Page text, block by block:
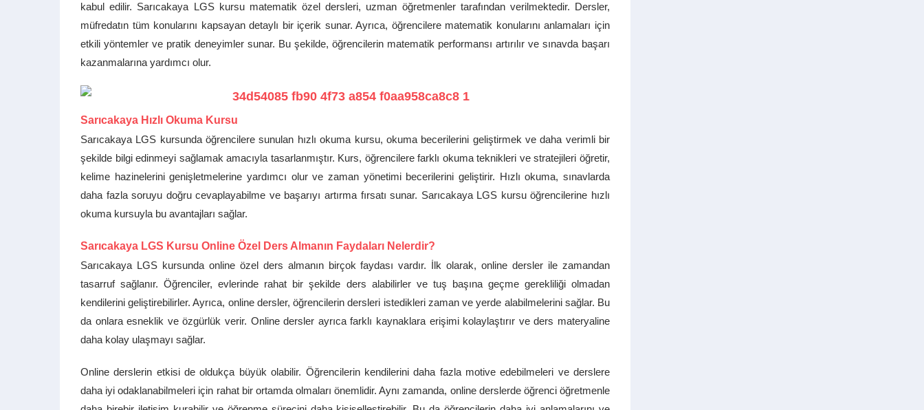
kabul edilir. Sarıcakaya LGS kursu matematik özel dersleri, uzman öğretmenler tarafından verilmektedir. Dersler,
müfredatın tüm konularını kapsayan detaylı bir içerik sunar. Ayrıca, öğrencilere matematik konularını anlamaları için
etkili yöntemler ve pratik deneyimler sunar. Bu şekilde, öğrencilerin matematik performansı artırılır ve sınavda başarı
kazanmalarına yardımcı olur.
Sarıcakaya Hızlı Okuma Kursu
Sarıcakaya LGS kursunda öğrencilere sunulan hızlı okuma kursu, okuma becerilerini geliştirmek ve daha verimli bir
şekilde bilgi edinmeyi sağlamak amacıyla tasarlanmıştır. Kurs, öğrencilere farklı okuma teknikleri ve stratejileri öğretir,
kelime hazinelerini genişletmelerine yardımcı olur ve zaman yönetimi becerilerini geliştirir. Hızlı okuma, sınavlarda
daha fazla soruyu doğru cevaplayabilme ve başarıyı artırma fırsatı sunar. Sarıcakaya LGS kursu öğrencilerine hızlı
okuma kursuyla bu avantajları sağlar.
Sarıcakaya LGS Kursu Online Özel Ders Almanın Faydaları Nelerdir?
Sarıcakaya LGS kursunda online özel ders almanın birçok faydası vardır. İlk olarak, online dersler ile zamandan
tasarruf sağlanır. Öğrenciler, evlerinde rahat bir şekilde ders alabilirler ve tuş başına geçme gerekliliği olmadan
kendilerini geliştirebilirler. Ayrıca, online dersler, öğrencilerin dersleri istedikleri zaman ve yerde alabilmelerini sağlar. Bu
da onlara esneklik ve özgürlük verir. Online dersler ayrıca farklı kaynaklara erişimi kolaylaştırır ve ders materyaline
daha kolay ulaşmayı sağlar.
Online derslerin etkisi de oldukça büyük olabilir. Öğrencilerin kendilerini daha fazla motive edebilmeleri ve derslere
daha iyi odaklanabilmeleri için rahat bir ortamda olmaları önemlidir. Aynı zamanda, online derslerde öğrenci öğretmenle